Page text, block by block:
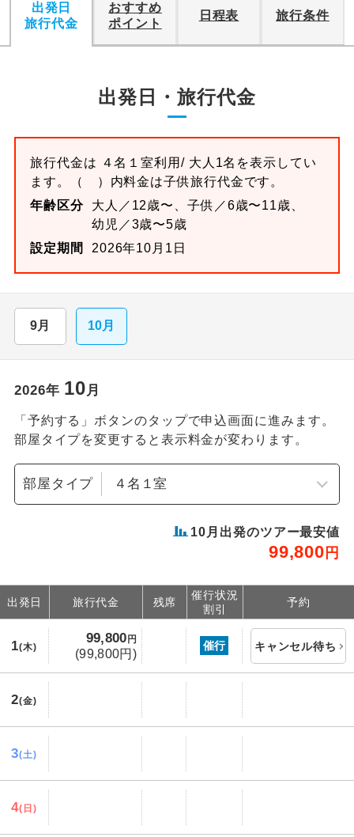
出発日
旅行代金
おすすめ
ポイント
日程表 旅行条件
出発日・旅行代金
旅行代金は ４名１室利用/ 大人1名を表示してい
ます。
（ ）内料金は子供旅行代金です。
年齢区分
大人／12歳〜、子供／6歳〜11歳、
幼児／3歳〜5歳
設定期間
2026年10月1日
9月 10月
2026年 10月
「予約する」ボタンのタップで申込画面に進みます。
部屋タイプを変更すると表示料金が変わります。
部屋タイプ
10 月出発のツアー最安値
99,800 円
出発日 旅行代金 残席
催行状況
割引
予約
1(木)
99,800 円
(99,800円)
催行 キャンセル待ち
2(金)
3(土)
4(日)